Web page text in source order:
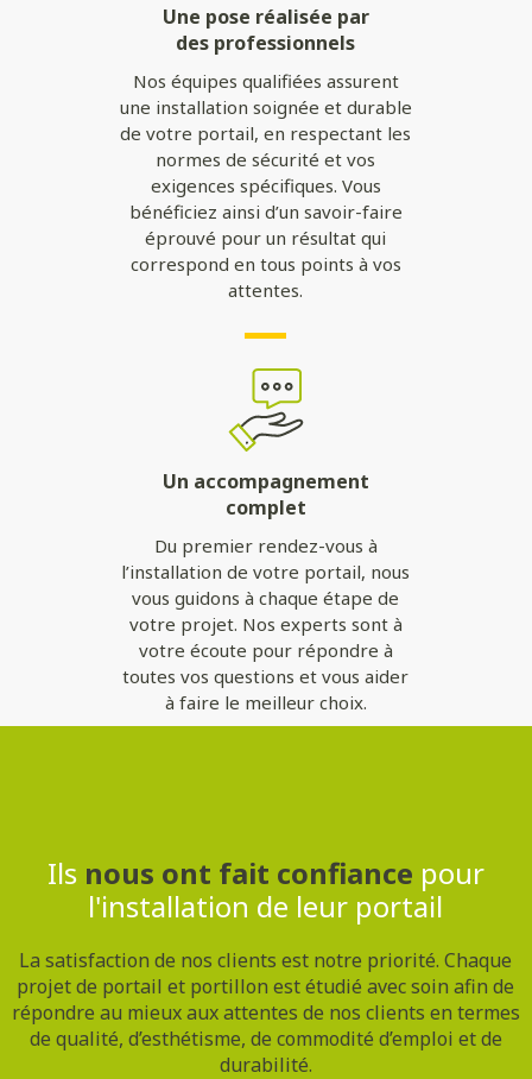
Une pose réalisée par
des professionnels
Nos équipes qualifiées assurent
une installation soignée et durable
de votre portail, en respectant les
normes de sécurité et vos
exigences spécifiques. Vous
bénéficiez ainsi d’un savoir-faire
éprouvé pour un résultat qui
correspond en tous points à vos
attentes.
Un accompagnement
complet
Du premier rendez-vous à
l’installation de votre portail, nous
vous guidons à chaque étape de
votre projet. Nos experts sont à
votre écoute pour répondre à
toutes vos questions et vous aider
à faire le meilleur choix.
Ils nous ont fait confiance pour
l'installation de leur portail
La satisfaction de nos clients est notre priorité. Chaque
projet de portail et portillon est étudié avec soin afin de
répondre au mieux aux attentes de nos clients en termes
de qualité, d’esthétisme, de commodité d’emploi et de
durabilité.